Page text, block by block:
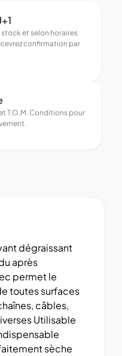
et selon horaires
confirmation par
T.O.M. Conditions pour
dégraissant
après
permet le
toutes surfaces
câbles,
Utilisable
sèche